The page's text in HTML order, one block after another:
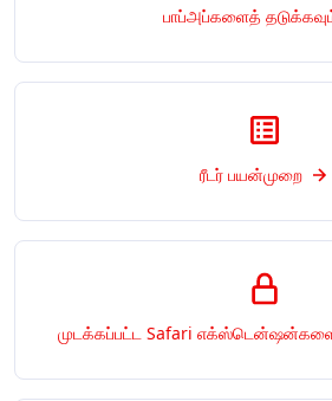
பாப்அப்களைத்
ரீடர் பயன்முறை
முடக்கப்பட்ட Safari